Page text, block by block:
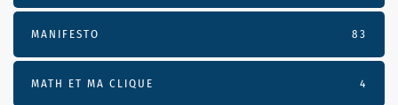
MANIFESTO 83
MATH ET MA CLIQUE 4